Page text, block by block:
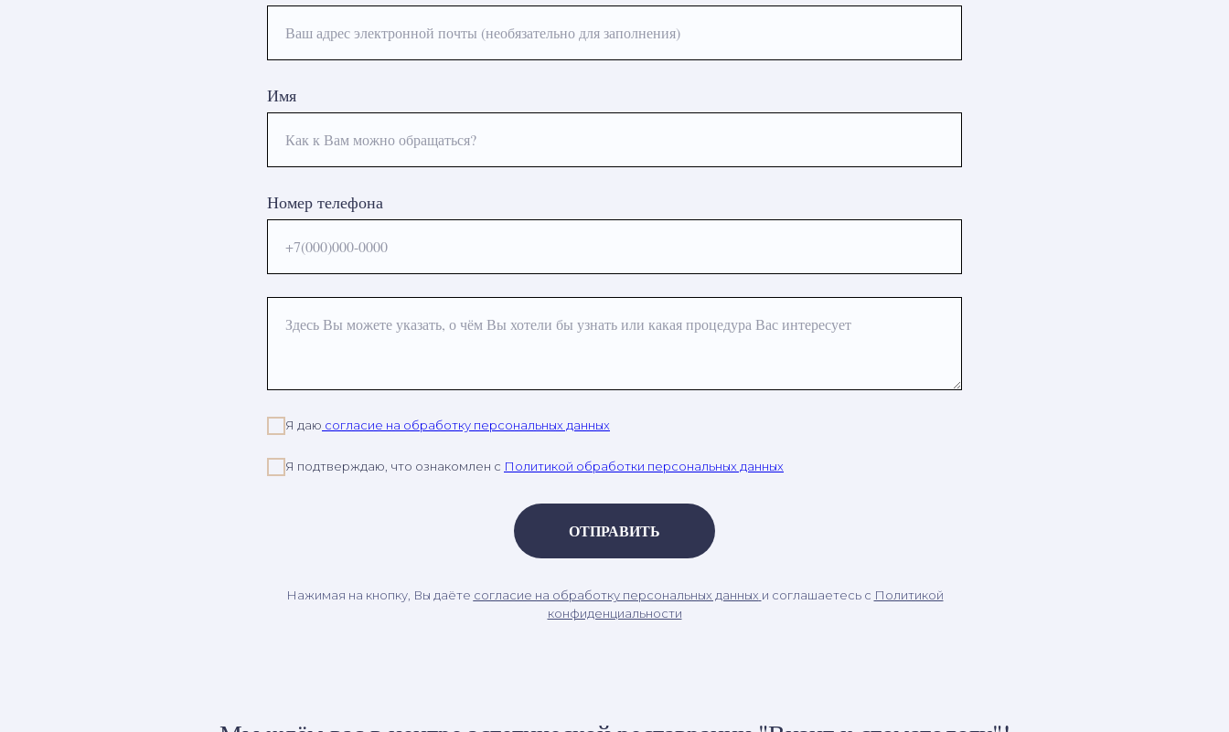
Ваш адрес электронной почты (необязательно для заполнения)
Имя
Как к Вам можно обращаться?
Номер телефона
+7(000)000-0000
Здесь Вы можете указать, о чём Вы хотели бы узнать или какая процедура Вас интересует
Я даю согласие на обработку персональных данных
Я подтверждаю, что ознакомлен с Политикой обработки персональных данных
ОТПРАВИТЬ
Нажимая на кнопку, Вы даёте согласие на обработку персональных данных и соглашаетесь c Политикой
конфиденциальности